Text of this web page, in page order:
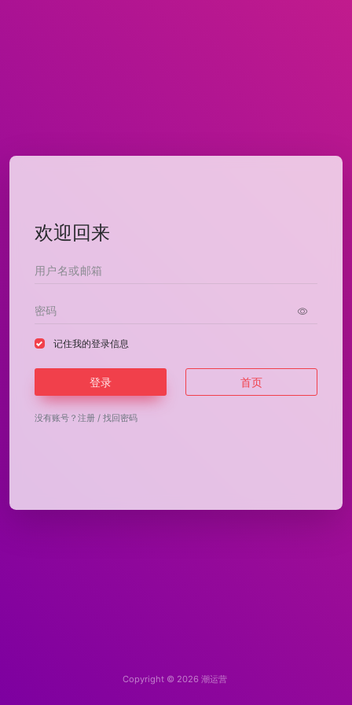
欢迎回来
记住我的登录信息
登录 首页
没有账号？ 注册 / 找回密码
Copyright © 2026 潮运营